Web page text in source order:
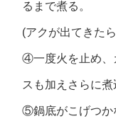
るまで煮る。
(アクが出てきた
④一度火を止め、
スも加えさらに煮
⑤鍋底がこげつか